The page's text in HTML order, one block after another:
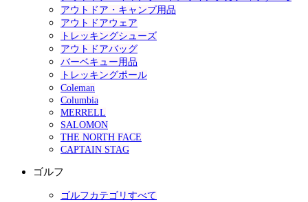
アウトドア・キャンプ用品
アウトドアウェア
トレッキングシューズ
アウトドアバッグ
バーベキュー用品
トレッキングポール
Coleman
Columbia
MERRELL
SALOMON
THE NORTH FACE
CAPTAIN STAG
ゴルフ
ゴルフカテゴリすべて